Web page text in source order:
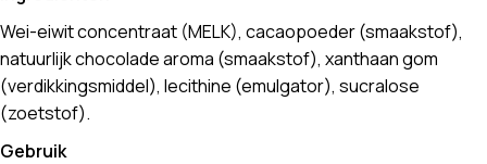
Wei-eiwit concentraat (MELK), cacaopoeder (smaakstof),
natuurlijk chocolade aroma (smaakstof), xanthaan gom
(verdikkingsmiddel), lecithine (emulgator), sucralose
(zoetstof).
Gebruik